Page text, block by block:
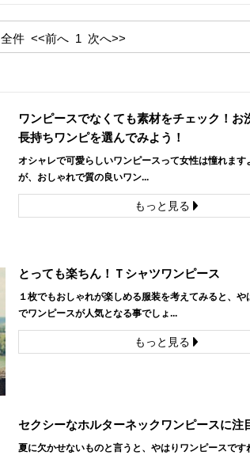
全件 <<前へ 1 次へ>>
ワンピースでなくても素材をチェック！お
長持ちワンピを選んでみよう！
オシャレで可愛らしいワンピースって女性は憧れます
が、おしゃれで質の良いワン...
もっと見る
とっても楽ちん！Ｔシャツワンピース
１枚でもおしゃれが楽しめる服装を考えてみると、や
でワンピースが人気となる事でしょ...
もっと見る
セクシーなホルターネックワンピースに注
夏に欠かせないものと言うと、やはりワンピースです